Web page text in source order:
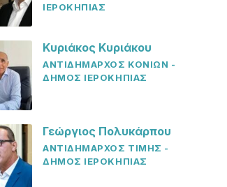
ΙΕΡΟΚΗΠΙΑΣ
Κυριάκος Κυριάκου
ΑΝΤΙΔΗΜΑΡΧΟΣ ΚΟΝΙΩΝ -
ΔΗΜΟΣ ΙΕΡΟΚΗΠΙΑΣ
Γεώργιος Πολυκάρπου
ΑΝΤΙΔΗΜΑΡΧΟΣ ΤΙΜΗΣ -
ΔΗΜΟΣ ΙΕΡΟΚΗΠΙΑΣ